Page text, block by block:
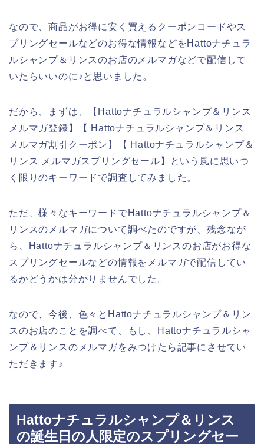
なので、商品がお得に安く買えるクーポンコードやス
プリングセールなどのお得な情報などをHattoナチュラ
ルシャンプ＆リンスのお店のメルマガなどで配信して
いたらいいのに♪と思いました。
だから、まずは、【Hattoナチュラルシャンプ＆リンス
メルマガ登録】【 Hattoナチュラルシャンプ＆リンス
メルマガ割引クーポン】【 Hattoナチュラルシャンプ＆
リンス メルマガスプリングセール】という風に思いつ
く限りのキーワードで調査してみました。
ただ、様々なキーワードでHattoナチュラルシャンプ＆
リンスのメルマガについて調べたのですが、残念なが
ら、Hattoナチュラルシャンプ＆リンスのお店がお得な
スプリングセールなどの情報をメルマガで配信してい
るかどうかは分かりませんでした。
なので、今後、色々とHattoナチュラルシャンプ＆リン
スのお店のことを調べて、もし、Hattoナチュラルシャ
ンプ＆リンスのメルマガをみつけたら記事にさせてい
ただきます♪
Hattoナチュラルシャンプ＆リンス
の誕生日の人限定のスプリングセー